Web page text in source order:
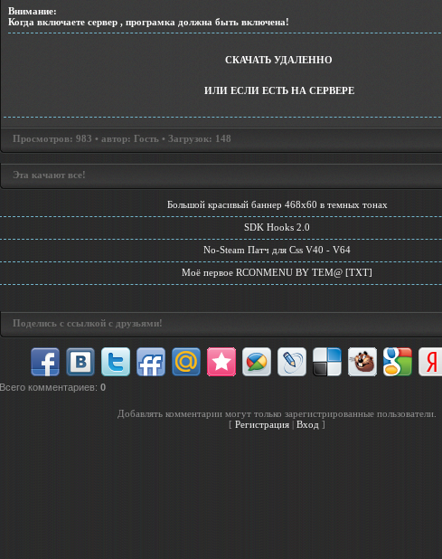
Внимание:
Когда включаете сервер , програмка должна быть включена!
СКАЧАТЬ УДАЛЕННО
ИЛИ ЕСЛИ ЕСТЬ НА СЕРВЕРЕ
Просмотров: 983 • автор: Гость • Загрузок: 148
Эта качают все!
Большой красивый баннер 468х60 в темных тонах
SDK Hooks 2.0
No-Steam Патч для Сss V40 - V64
Моё первое RCONMENU BY TEM@ [TXT]
Поделись с ссылкой с друзьями!
Всего комментариев: 0
Добавлять комментарии могут только зарегистрированные пользователи.
[ Регистрация Вход ]